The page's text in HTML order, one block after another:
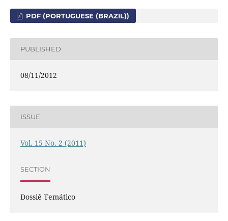
PDF (PORTUGUESE (BRAZIL))
PUBLISHED
08/11/2012
ISSUE
Vol. 15 No. 2 (2011)
SECTION
Dossiê Temático